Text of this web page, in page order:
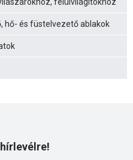
hő- és füstelvezető ablakok